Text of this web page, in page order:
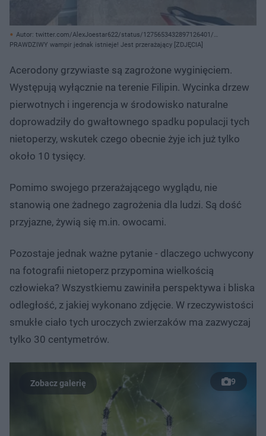
Autor: twitter.com/AlexJoestar622/status/1275653432897126401/
Archiwum prywatne
PRAWDZIWY wampir jednak istnieje! Jest przerażający [ZDJĘCIA]
Acerodony grzywiaste są zagrożone wyginięciem.
Występują wyłącznie na terenie Filipin. Wycinka drzew
pierwotnych i ingerencja w środowisko naturalne
doprowadziły do gwałtownego spadku populacji tych
nietoperzy, wskutek czego obecnie żyje ich już tylko
około 10 tysięcy.
Pomimo swojego przerażającego wyglądu, nie
stanowią one żadnego zagrożenia dla ludzi. Są dość
przyjazne, żywią się m.in. owocami.
Pozostaje jednak ważne pytanie - dlaczego uchwycony
na fotografii nietoperz przypomina wielkością
człowieka? Wszystkiemu zawiniła perspektywa i bliska
odległość, z jakiej wykonano zdjęcie. W rzeczywistości
smukłe ciało tych uroczych zwierzaków ma zazwyczaj
tylko 30 centymetrów.
9